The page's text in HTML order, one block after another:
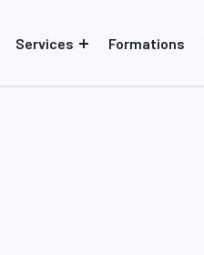
Services Formations